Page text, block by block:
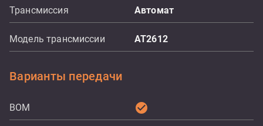
Трансмиссия Aвтомат
Модель трансмиссии AT2612
Варианты передачи
ВОМ check_circle